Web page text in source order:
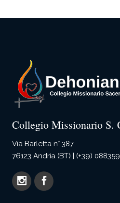
Collegio Missionario S.
Via Barletta n° 387
76123 Andria (BT) | (+39)